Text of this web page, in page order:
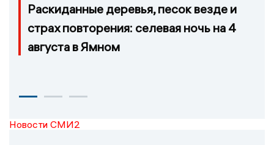
Раскиданные деревья, песок везде и
страх повторения: селевая ночь на 4
августа в Ямном
Новости СМИ2